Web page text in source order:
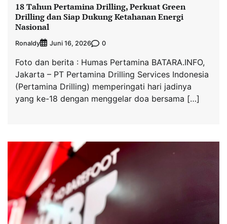
18 Tahun Pertamina Drilling, Perkuat Green
Drilling dan Siap Dukung Ketahanan Energi
Nasional
Ronaldy Juni 16, 2026 0
Foto dan berita : Humas Pertamina BATARA.INFO,
Jakarta – PT Pertamina Drilling Services Indonesia
(Pertamina Drilling) memperingati hari jadinya
yang ke-18 dengan menggelar doa bersama […]